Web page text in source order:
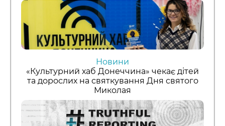
Новини
«Культурний хаб Донеччина» чекає дітей
та дорослих на святкування Дня святого
Миколая